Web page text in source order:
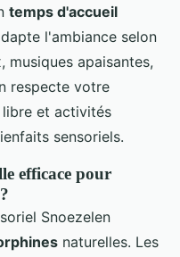
temps d'accueil
l'ambiance selon
musiques apaisantes,
respecte votre
et activités
sensoriels.
efficace pour
Snoezelen
naturelles. Les